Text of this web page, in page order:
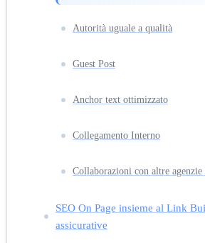
Autorità uguale a qualità
Guest Post
Anchor text ottimizzato
Collegamento Interno
Collaborazioni con altre agenzie
SEO On Page insieme al Link
assicurative